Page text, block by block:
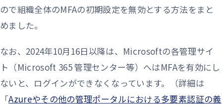
ので組織全体のMFAの初期設定を無効とする方法をまと
めました。
なお、2024年10月16日以降は、Microsoftの各管理サイ
ト（Microsoft 365 管理センター等）へはMFAを有効にし
ないと、ログインができなくなっています。（詳細は
「Azureやその他の管理ポータルにおける多要素認証の義